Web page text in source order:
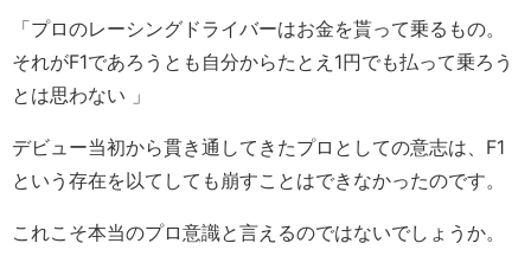
「プロのレーシングドライバーはお金を貰って乗るもの。
それがF1であろうとも自分からたとえ1円でも払って乗ろう
とは思わない 」
デビュー当初から貫き通してきたプロとしての意志は、F1
という存在を以てしても崩すことはできなかったのです。
これこそ本当のプロ意識と言えるのではないでしょうか。